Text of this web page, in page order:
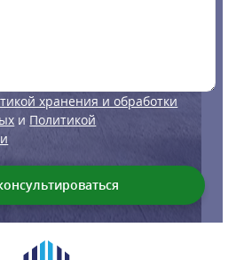
хранения и обработки
и Политикой